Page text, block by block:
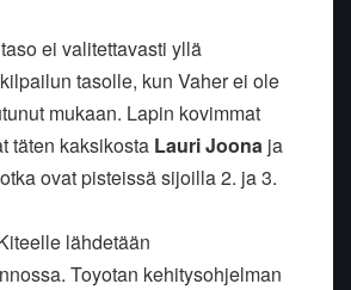
ei valitettavasti yllä
tasolle, kun Vaher ei ole
mukaan. Lapin kovimmat
täten kaksikosta Lauri Joona ja
ovat pisteissä sijoilla 2. ja 3.
lähdetään
Toyotan kehitysohjelman